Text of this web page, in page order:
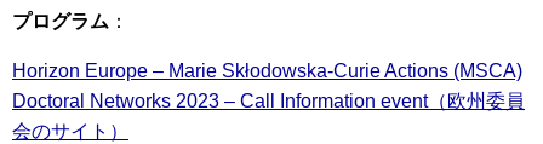
プログラム ：
Horizon Europe – Marie Skłodowska-Curie Actions (MSCA)
Doctoral Networks 2023 – Call Information event（欧州委員
会のサイト）